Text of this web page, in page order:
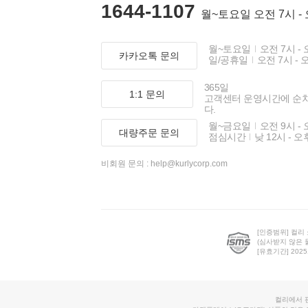
1644-1107 월~토요일 오전 7시 -
카카오톡 문의
월~토요일
오전 7시 -
일/공휴일
오전 7시 -
1:1 문의
365일
고객센터 운영시간에 순
다.
대량주문 문의
월~금요일
오전 9시 -
점심시간
낮 12시 - 오
비회원 문의 : help@kurlycorp.com
[인증범위] 컬리
(심사받지 않은
[유효기간]
컬리에서